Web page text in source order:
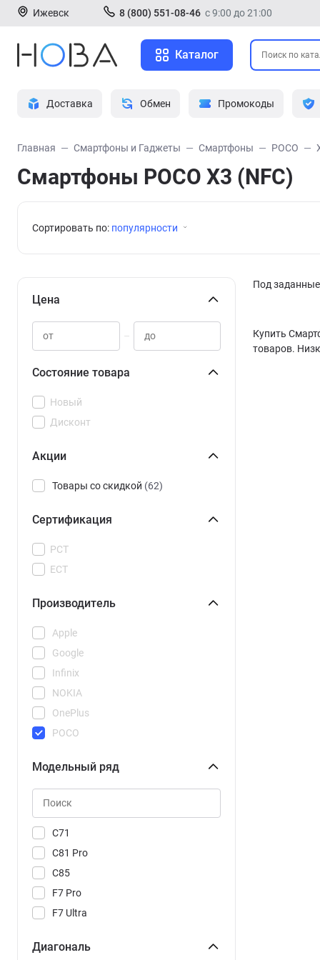
Ижевск 8 (800) 551-08-46 с 9:00 до 21:00
Каталог
Доставка Обмен Промокоды
Главная Смартфоны и Гаджеты Смартфоны POCO
Смартфоны POCO X3 (NFC)
Сортировать по: популярности
Цена
–
Состояние товара
Новый
Дисконт
Акции
Товары со скидкой (62)
Сертификация
РСТ
ЕСТ
Производитель
Apple
Google
Infinix
NOKIA
OnePlus
POCO
Realme
Samsung
Vivo
Xiaomi
Модельный ряд
C71
C81 Pro
C85
F7 Pro
F7 Ultra
M8 Pro
Диагональ
Под
Купить
товаров.